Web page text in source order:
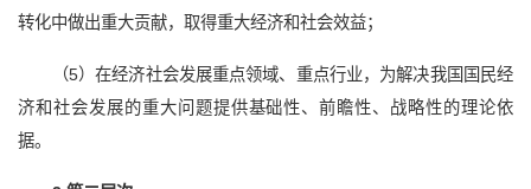
转化中做出重大贡献，取得重大经济和社会效益；
（5）在经济社会发展重点领域、重点行业，为解决我国国民经
济和社会发展的重大问题提供基础性、前瞻性、战略性的理论依
据。